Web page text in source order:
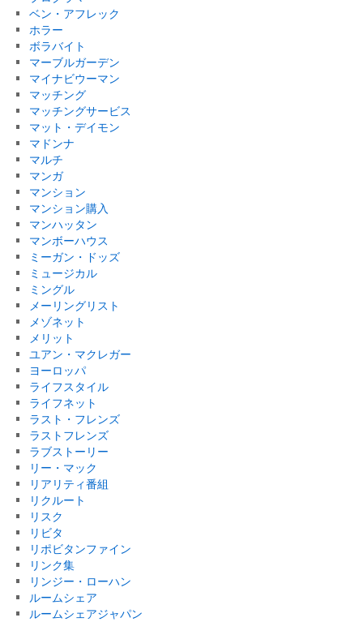
ベン・アフレック
ホラー
ボラバイト
マーブルガーデン
マイナビウーマン
マッチング
マッチングサービス
マット・デイモン
マドンナ
マルチ
マンガ
マンション
マンション購入
マンハッタン
マンボーハウス
ミーガン・ドッズ
ミュージカル
ミングル
メーリングリスト
メゾネット
メリット
ユアン・マクレガー
ヨーロッパ
ライフスタイル
ライフネット
ラスト・フレンズ
ラストフレンズ
ラブストーリー
リー・マック
リアリティ番組
リクルート
リスク
リビタ
リポビタンファイン
リンク集
リンジー・ローハン
ルームシェア
ルームシェアジャパン